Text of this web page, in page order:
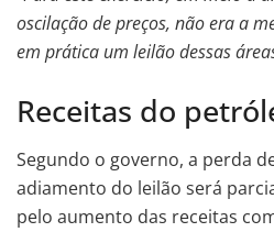
oscilação de preços, não era a
em prática um leilão dessas
Receitas do
Segundo o governo, a perda
adiamento do leilão será
pelo aumento das receitas